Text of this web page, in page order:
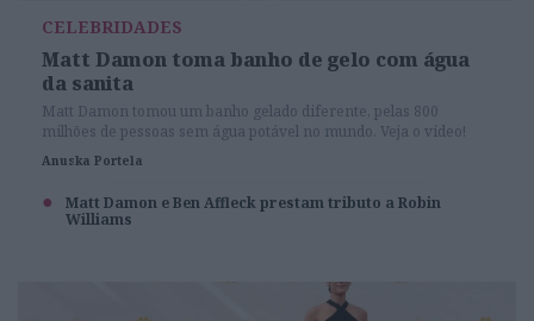
CELEBRIDADES
Matt Damon toma banho de gelo com água
da sanita
Matt Damon tomou um banho gelado diferente, pelas 800
milhões de pessoas sem água potável no mundo. Veja o vídeo!
Anuska Portela
Matt Damon e Ben Affleck prestam tributo a Robin
Williams